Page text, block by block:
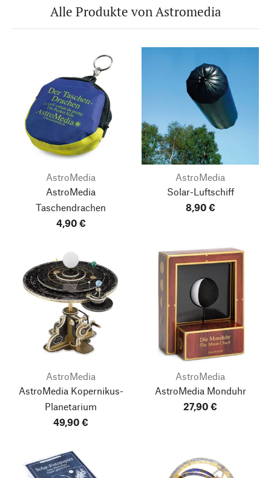
Alle Produkte von Astromedia
AstroMedia
AstroMedia
Taschendrachen
4,90 €
AstroMedia
Solar-Luftschiff
8,90 €
AstroMedia
AstroMedia Kopernikus-
Planetarium
49,90 €
AstroMedia
AstroMedia Monduhr
27,90 €